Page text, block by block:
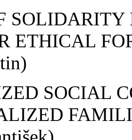
ETHICAL
SOCIAL